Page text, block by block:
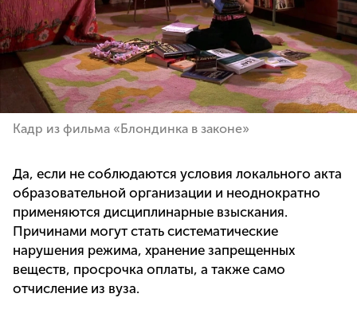
Кадр из фильма «Блондинка в законе»
Да, если не соблюдаются условия локального акта
образовательной организации и неоднократно
применяются дисциплинарные взыскания.
Причинами могут стать систематические
нарушения режима, хранение запрещенных
веществ, просрочка оплаты, а также само
отчисление из вуза.